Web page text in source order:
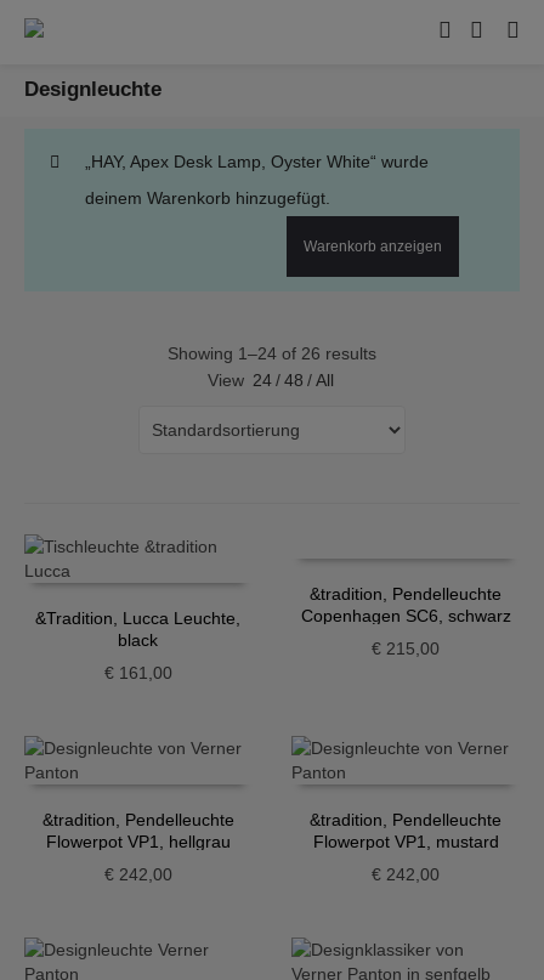
Designleuchte
„HAY, Apex Desk Lamp, Oyster White“ wurde
deinem Warenkorb hinzugefügt.
Warenkorb anzeigen
Showing 1–24 of 26 results
View 24 / 48 / All
&Tradition, Lucca Leuchte,
black
€161,00
&tradition, Pendelleuchte
Copenhagen SC6, schwarz
€ 215,00
&tradition, Pendelleuchte
Flowerpot VP1, hellgrau
€242,00
&tradition, Pendelleuchte
Flowerpot VP1, mustard
€ 242,00